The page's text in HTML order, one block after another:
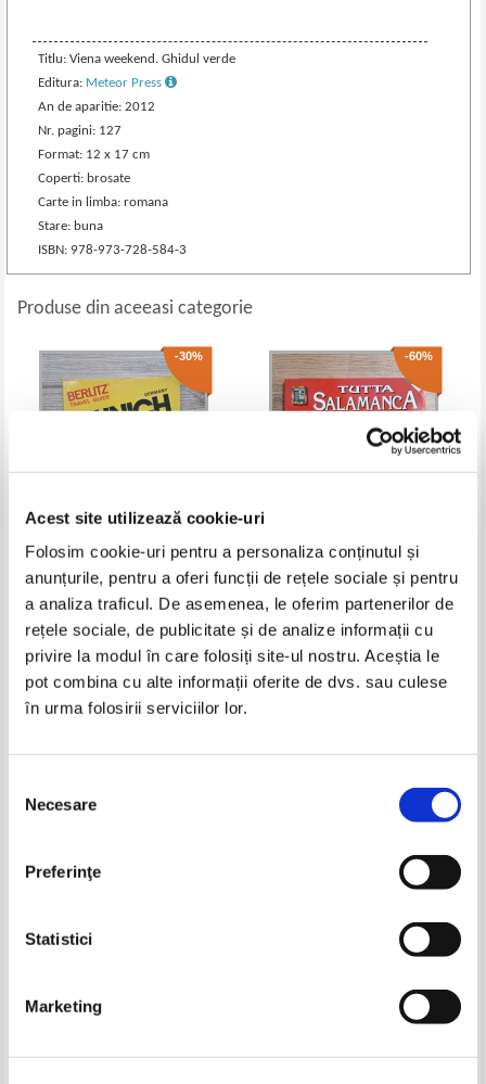
Acest site utilizează cookie-uri
Folosim cookie-uri pentru a personaliza conținutul și
anunțurile, pentru a oferi funcții de rețele sociale și pentru
a analiza traficul. De asemenea, le oferim partenerilor de
rețele sociale, de publicitate și de analize informații cu
privire la modul în care folosiți site-ul nostru. Aceștia le
pot combina cu alte informații oferite de dvs. sau culese
în urma folosirii serviciilor lor.
consimțământului
Necesare
Preferinţe
Statistici
Marketing
Titlu: Viena weekend. Ghidul verde
Editura: Meteor Press
An de aparitie: 2012
Nr. pagini: 127
Format: 12 x 17 cm
Coperti: brosate
Carte in limba: romana
Stare: buna
ISBN: 978-973-728-584-3
Produse din aceeasi categorie
-30%
Munich. Berlitz travel guide
Pret:21,00Lei 14,70 Lei
Adaugă în coș
-60%
Tutta Salamanca (ghid turistic)
Pret:32,00Lei 12,80 Lei
Adaugă în coș
Adaugă în coș
Tudor Toader, Constantin Nitu -